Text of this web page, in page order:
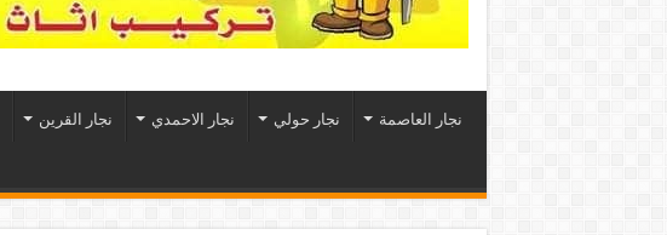
نجار العاصمة نجار حولي نجار الاحمدي نجار القرين